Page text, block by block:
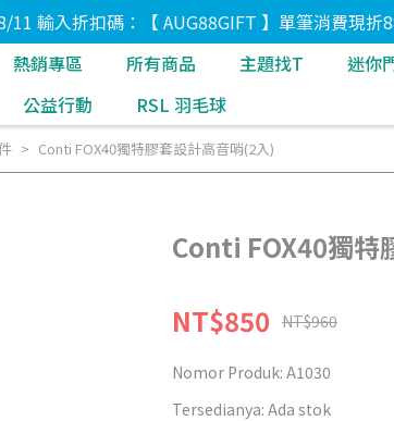
輸入折扣碼：【 AUG88GIFT 】單筆消費現折88
熱銷專區 所有商品 主題找T
迷你
公益行動
RSL 羽毛球
Conti FOX40獨特膠套設計高音哨(2入)
Conti FOX40獨特
NT$850 NT$960
Nomor Produk: A1030
Tersedianya: Ada stok